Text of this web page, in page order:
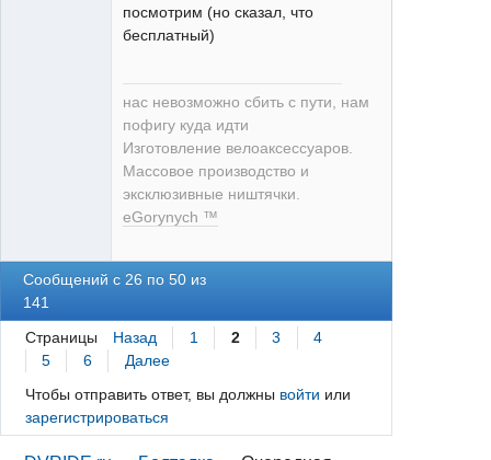
посмотрим (но сказал, что
бесплатный)
нас невозможно сбить с пути, нам
пофигу куда идти
Изготовление велоаксессуаров.
Массовое производство и
эксклюзивные ништячки.
eGorynych ™
Сообщений с 26 по 50 из
141
Страницы Назад 1 2 3
4
5
6
Далее
Чтобы отправить ответ, вы должны войти или
зарегистрироваться